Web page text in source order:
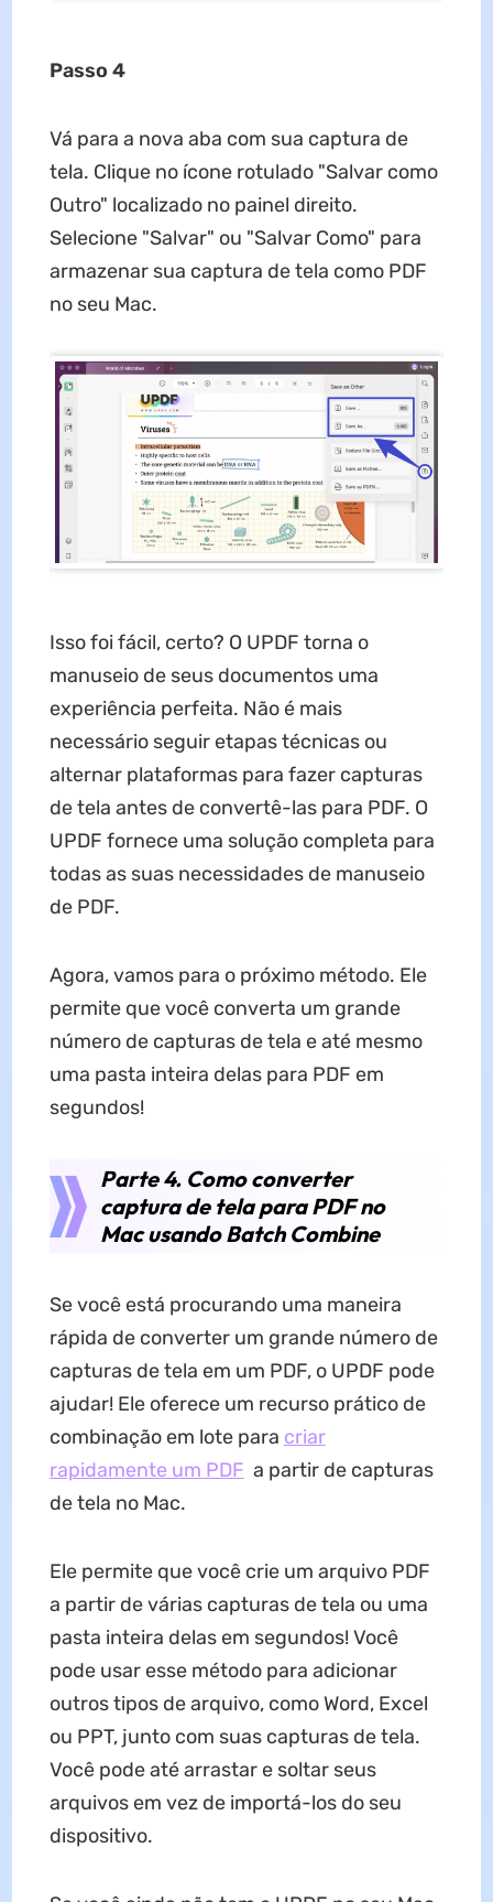
Passo 4
Vá para a nova aba com sua captura de
tela. Clique no ícone rotulado "Salvar como
Outro" localizado no painel direito.
Selecione "Salvar" ou "Salvar Como" para
armazenar sua captura de tela como PDF
no seu Mac.
Isso foi fácil, certo? O UPDF torna o
manuseio de seus documentos uma
experiência perfeita. Não é mais
necessário seguir etapas técnicas ou
alternar plataformas para fazer capturas
de tela antes de convertê-las para PDF. O
UPDF fornece uma solução completa para
todas as suas necessidades de manuseio
de PDF.
Agora, vamos para o próximo método. Ele
permite que você converta um grande
número de capturas de tela e até mesmo
uma pasta inteira delas para PDF em
segundos!
Parte 4. Como converter
captura de tela para PDF no
Mac usando Batch Combine
Se você está procurando uma maneira
rápida de converter um grande número de
capturas de tela em um PDF, o UPDF pode
ajudar! Ele oferece um recurso prático de
combinação em lote para criar
rapidamente um PDF a partir de capturas
de tela no Mac.
Ele permite que você crie um arquivo PDF
a partir de várias capturas de tela ou uma
pasta inteira delas em segundos! Você
pode usar esse método para adicionar
outros tipos de arquivo, como Word, Excel
ou PPT, junto com suas capturas de tela.
Você pode até arrastar e soltar seus
arquivos em vez de importá-los do seu
dispositivo.